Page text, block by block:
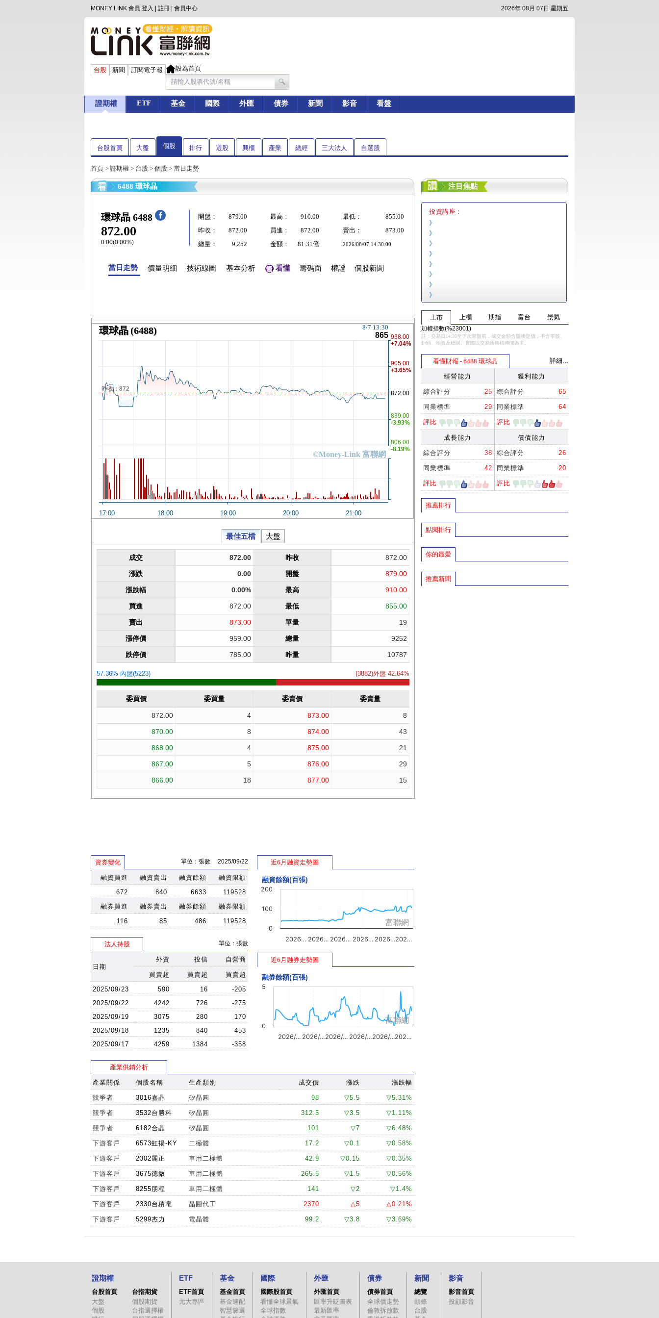
MONEY LINK 會員 登入 註冊 會員中心 2026年 08月 07日 星期五
台股 新聞 訂閱電子報 設為首頁
證期權 ETF 基金 國際 外匯 債券 新聞 影音 看盤
台股首頁 大盤 個股 排行 選股 興櫃 產業 總經 三大法人 自選股
首頁 > 證期權 > 台股 > 個股 > 當日走勢
6488 環球晶
環球晶 6488
872.00
0.00(0.00%)
開盤： 879.00 最高： 910.00 最低：
855.00
昨收：
872.00 買進： 872.00 賣出：
873.00
總量：
9,252 金額： 81.31億 2026/08/07 14:30:00
當日走勢 價量明細 技術線圖 基本分析 看懂 籌碼面 權證 個股新聞
資券變化 單位：張數 2025/09/22
融資買進 融資賣出 融資餘額
融資限額
672
840 6633
119528
融券買進
融券賣出 融券餘額
融券限額
116
85 486 119528
法人持股 單位：張數
日期
外資 投信 自營商
買賣超 買賣超
買賣超
2025/09/23
590 16
-205
2025/09/22
4242 726
-275
2025/09/19
3075 280
170
2025/09/18
1235 840
453
2025/09/17
4259 1384 -358
近6月融資走勢圖
融資餘額(百張)
2026… 2026… 2026… 2026… 2026…202…
0
100
200
富聯網
近6月融券走勢圖
融券餘額(百張)
2026/… 2026/…2026/… 2026/…2026/…202…
0
5
富聯網
產業供銷分析
產業關係 個股名稱 生產類別 成交價 漲跌 漲跌幅
競爭者 3016嘉晶 矽晶圓 98 ▽5.5 ▽5.31%
競爭者 3532台勝科 矽晶圓 312.5 ▽3.5 ▽1.11%
競爭者 6182合晶 矽晶圓 101 ▽7 ▽6.48%
下游客戶 6573虹揚-KY 二極體 17.2 ▽0.1 ▽0.58%
下游客戶 2302麗正 車用二極體 42.9 ▽0.15 ▽0.35%
下游客戶 3675德微 車用二極體 265.5 ▽1.5 ▽0.56%
下游客戶 8255朋程 車用二極體 141 ▽2 ▽1.4%
下游客戶 2330台積電 晶圓代工 2370 △5 △0.21%
下游客戶 5299杰力 電晶體 99.2 ▽3.8 ▽3.69%
注目焦點
投資講座：
》
》
》
》
》
》
》
》
上市 上櫃 期指 富台 景氣
加權指數(%23001)
註：交易日14:30至下次開盤前，成交金額含盤後定價，不含零股、
鉅額、拍賣及標購。實際以交易所轉檔時間為主。
看懂財報 - 6488 環球晶 詳細...
經營能力 獲利能力
綜合評分 25 綜合評分 65
同業標準 29 同業標準 64
評比 評比
成長能力 償債能力
綜合評分 38 綜合評分 26
同業標準 42 同業標準 20
評比 評比
推薦排行
點閱排行
你的最愛
推薦新聞
證期權
台股首頁
大盤
個股
台指期貨
個股期貨
台指選擇權
ETF
ETF首頁
元大專區
基金
基金首頁
基金速配
智慧篩選
國際
國際股首頁
看懂全球景氣
全球指數
外匯
外匯首頁
匯率升貶圖表
最新匯率
債券
債券首頁
全球債走勢
倫敦拆放款
新聞
總覽
頭條
台股
影音
影音首頁
投顧影音